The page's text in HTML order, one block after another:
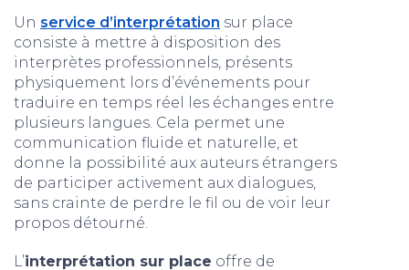
Un service d’interprétation sur place
consiste à mettre à disposition des
interprètes professionnels, présents
physiquement lors d’événements pour
traduire en temps réel les échanges entre
plusieurs langues. Cela permet une
communication fluide et naturelle, et
donne la possibilité aux auteurs étrangers
de participer activement aux dialogues,
sans crainte de perdre le fil ou de voir leur
propos détourné.
L’interprétation sur place offre de